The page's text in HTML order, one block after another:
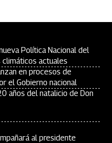
Política Nacional del
climáticos actuales
en procesos de
el Gobierno nacional
años del natalicio de Don
al presidente